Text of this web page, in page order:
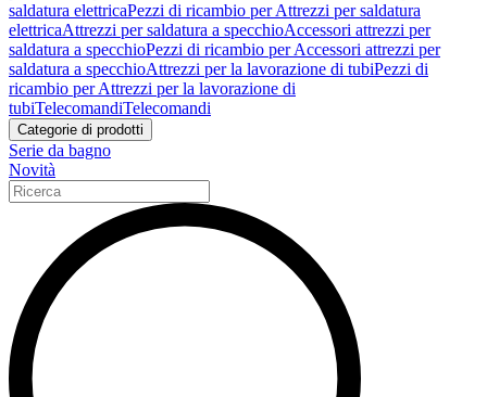
saldatura elettricaPezzi di ricambio per Attrezzi per saldatura
elettricaAttrezzi per saldatura a specchioAccessori attrezzi per
saldatura a specchioPezzi di ricambio per Accessori attrezzi per
saldatura a specchioAttrezzi per la lavorazione di tubiPezzi di
ricambio per Attrezzi per la lavorazione di
tubiTelecomandiTelecomandi
Categorie di prodotti
Serie da bagno
Novità